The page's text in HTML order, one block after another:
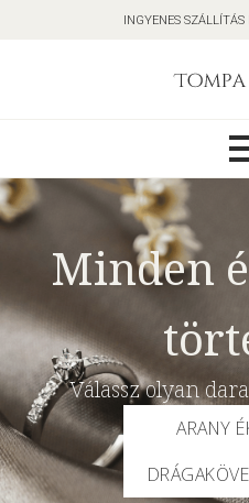
INGYENES
Minden
Válassz olyan
ARANY